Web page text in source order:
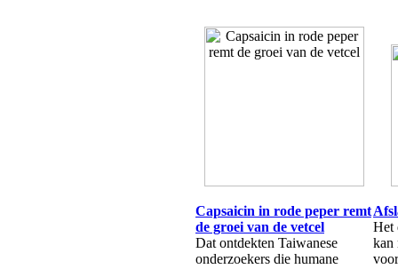
Capsaicin in rode peper remt
de groei van de vetcel
Dat ontdekten Taiwanese
onderzoekers die humane
Het
kan